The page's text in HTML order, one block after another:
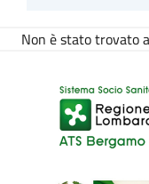
Non è stato trovato